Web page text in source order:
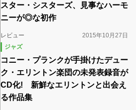
スター・シスターズ、見事なハーモ
ニーが◎な初作
レビュー
2015年10月27日
ジャズ
コニー・プランクが手掛けたデュー
ク・エリントン楽団の未発表録音が
CD化! 新鮮なエリントンと出会え
る作品集